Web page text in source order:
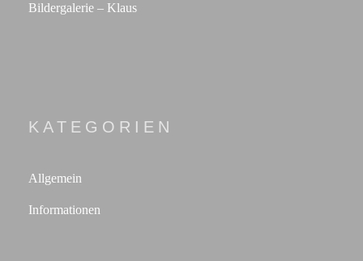
Bildergalerie – Klaus
KATEGORIEN
Allgemein
Informationen